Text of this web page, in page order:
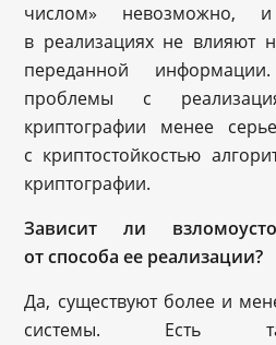
числом» невозможно,
в реализациях не влияют
переданной
проблемы с
криптографии менее
с криптостойкостью
криптографии.
Зависит ли
от способа ее реализации?
Да, существуют более и
системы. Есть